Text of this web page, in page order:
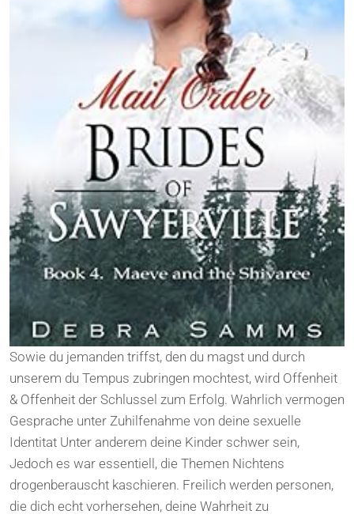
Sowie du jemanden triffst, den du magst und durch
unserem du Tempus zubringen mochtest, wird Offenheit
& Offenheit der Schlussel zum Erfolg. Wahrlich vermogen
Gesprache unter Zuhilfenahme von deine sexuelle
Identitat Unter anderem deine Kinder schwer sein,
Jedoch es war essentiell, die Themen Nichtens
drogenberauscht kaschieren. Freilich werden personen,
die dich echt vorhersehen, deine Wahrheit zu